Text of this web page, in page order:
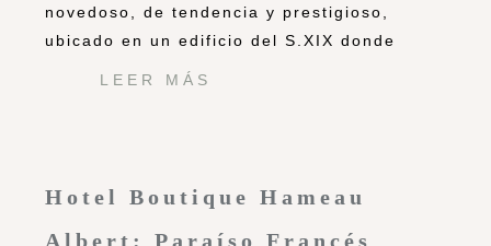
novedoso, de tendencia y prestigioso,
ubicado en un edificio del S.XIX donde
LEER MÁS
Hotel Boutique Hameau
Albert: Paraíso Francés